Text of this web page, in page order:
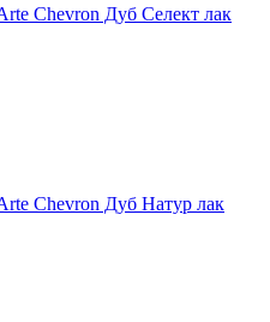
Chevron Дуб Селект лак
Chevron Дуб Натур лак